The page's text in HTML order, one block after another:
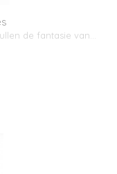
de fantasie van…